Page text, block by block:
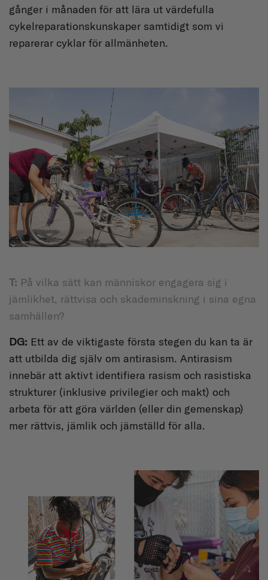
gånger i månaden för att lära ut värdefulla
cykelreparationskunskaper samtidigt som vi
reparerar cyklar för allmänheten.
T: På vilka sätt kan människor engagera sig i
jämlikhet, rättvisa och skademinskning i sina egna
samhällen?
DG: Ett av de viktigaste första stegen du kan ta är
att utbilda dig själv om antirasism. Antirasism
innebär att aktivt identifiera rasism och rasistiska
strukturer (inklusive privilegier och makt) och
arbeta för att göra världen (eller din gemenskap)
mer rättvis, jämlik och jämställd för alla.